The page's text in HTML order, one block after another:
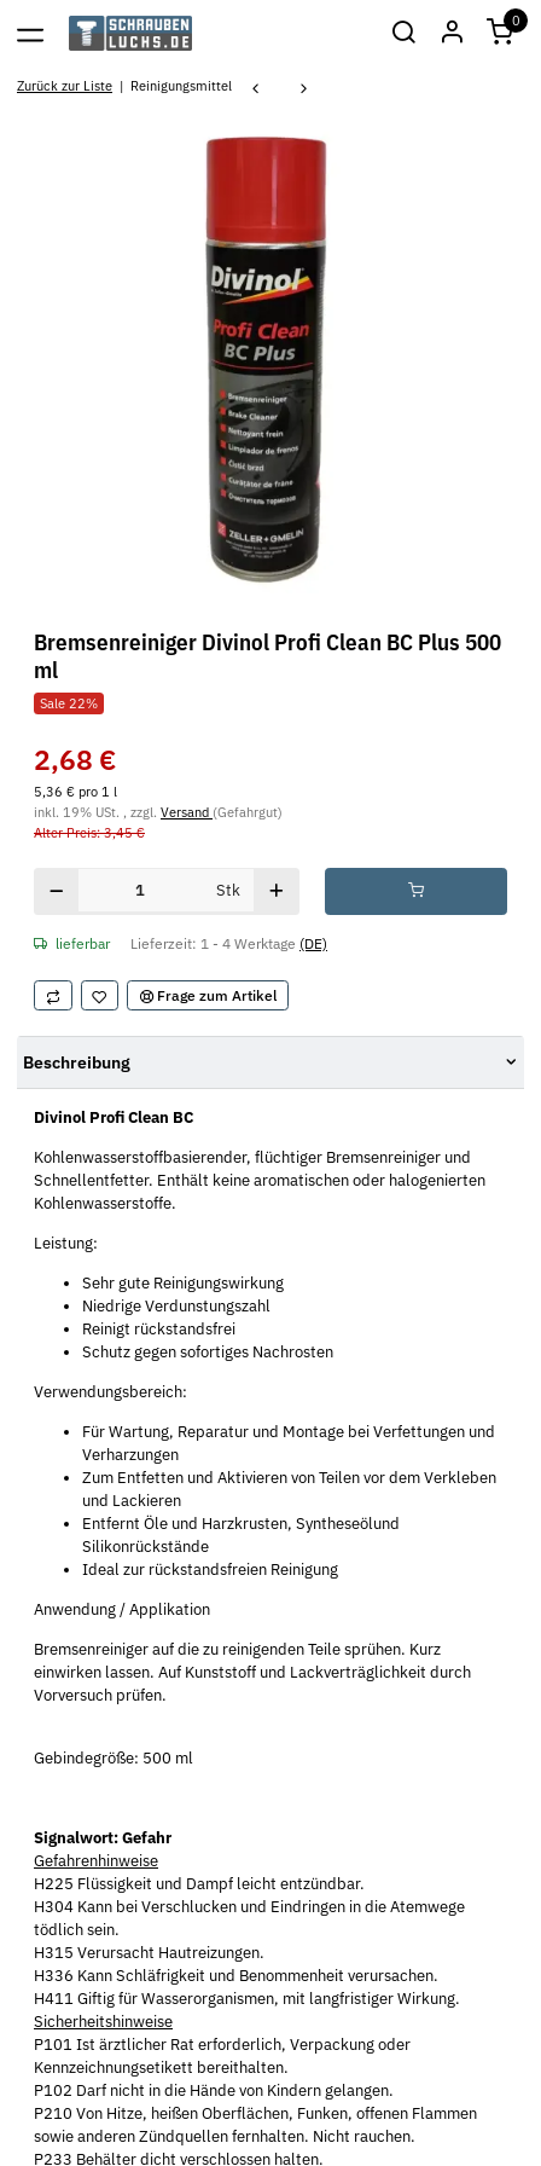
0
Zurück zur Liste Reinigungsmittel
Bremsenreiniger Divinol Profi Clean BC Plus 500
ml
Sale 22%
2,68 €
5,36 € pro 1 l
inkl. 19% USt. , zzgl. Versand (Gefahrgut)
Alter Preis: 3,45 €
Stk
lieferbar Lieferzeit: 1 - 4 Werktage (DE)
Frage zum Artikel
Beschreibung
Divinol Profi Clean BC
Kohlenwasserstoffbasierender, flüchtiger Bremsenreiniger und
Schnellentfetter. Enthält keine aromatischen oder halogenierten
Kohlenwasserstoffe.
Leistung:
Sehr gute Reinigungswirkung
Niedrige Verdunstungszahl
Reinigt rückstandsfrei
Schutz gegen sofortiges Nachrosten
Verwendungsbereich:
Für Wartung, Reparatur und Montage bei Verfettungen und
Verharzungen
Zum Entfetten und Aktivieren von Teilen vor dem Verkleben
und Lackieren
Entfernt Öle und Harzkrusten, Syntheseölund
Silikonrückstände
Ideal zur rückstandsfreien Reinigung
Anwendung / Applikation
Bremsenreiniger auf die zu reinigenden Teile sprühen. Kurz
einwirken lassen. Auf Kunststoff und Lackverträglichkeit durch
Vorversuch prüfen.
Gebindegröße: 500 ml
Signalwort: Gefahr
Gefahrenhinweise
H225 Flüssigkeit und Dampf leicht entzündbar.
H304 Kann bei Verschlucken und Eindringen in die Atemwege
tödlich sein.
H315 Verursacht Hautreizungen.
H336 Kann Schläfrigkeit und Benommenheit verursachen.
H411 Giftig für Wasserorganismen, mit langfristiger Wirkung.
Sicherheitshinweise
P101 Ist ärztlicher Rat erforderlich, Verpackung oder
Kennzeichnungsetikett bereithalten.
P102 Darf nicht in die Hände von Kindern gelangen.
P210 Von Hitze, heißen Oberflächen, Funken, offenen Flammen
sowie anderen Zündquellen fernhalten. Nicht rauchen.
P233 Behälter dicht verschlossen halten.